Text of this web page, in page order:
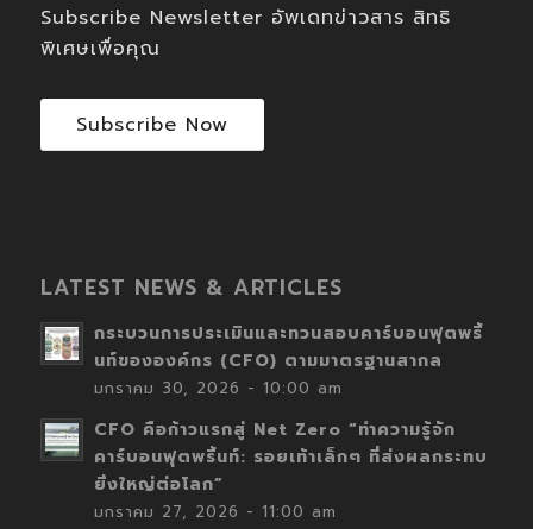
Subscribe Newsletter อัพเดทข่าวสาร สิทธิ
พิเศษเพื่อคุณ
Subscribe Now
LATEST NEWS & ARTICLES
กระบวนการประเมินและทวนสอบคาร์บอนฟุตพริ้
นท์ขององค์กร (CFO) ตามมาตรฐานสากล
มกราคม 30, 2026 - 10:00 am
CFO คือก้าวแรกสู่ Net Zero “ทำความรู้จัก
คาร์บอนฟุตพริ้นท์: รอยเท้าเล็กๆ ที่ส่งผลกระทบ
ยิ่งใหญ่ต่อโลก”
มกราคม 27, 2026 - 11:00 am